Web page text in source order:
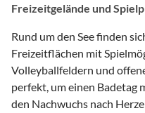
Freizeitgelände und
Rund um den See finden
Freizeitflächen mit
Volleyballfeldern und
perfekt, um einen Badetag
den Nachwuchs nach